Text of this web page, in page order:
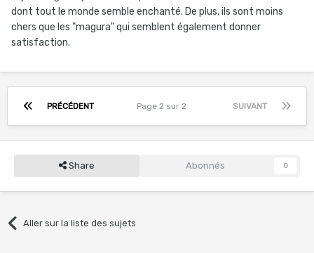
dont tout le monde semble enchanté. De plus, ils sont moins
chers que les "magura" qui semblent également donner
satisfaction.
PRÉCÉDENT SUIVANT
Page 2 sur 2
Share Abonnés 0
Aller sur la liste des sujets